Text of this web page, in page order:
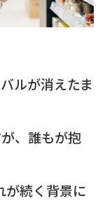
ルが消えたま
、誰もが抱
が続く背景に